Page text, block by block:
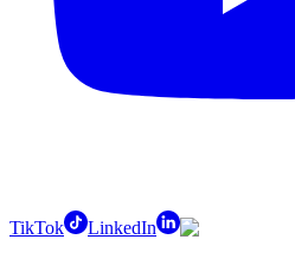
TikTok LinkedIn